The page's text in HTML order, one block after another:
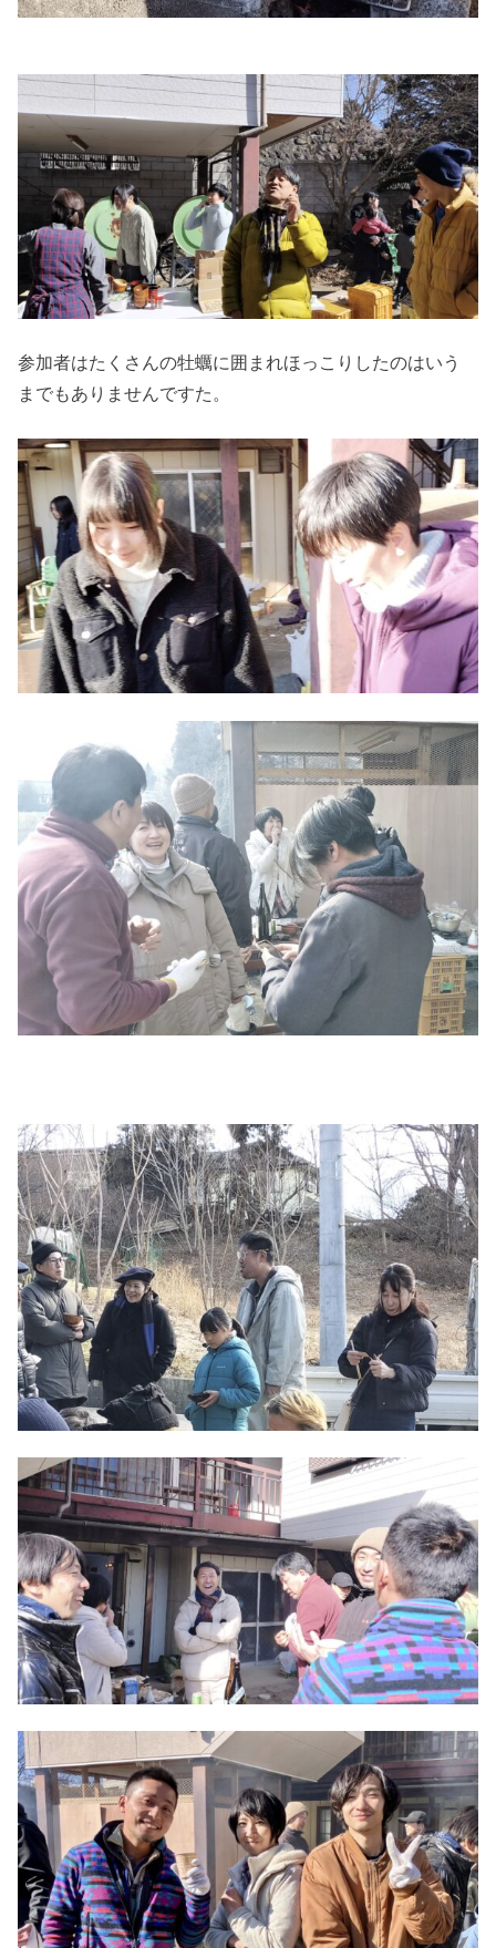
参加者はたくさんの牡蠣に囲まれほっこりしたのはいう
までもありませんですた。